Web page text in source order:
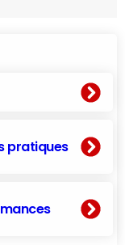
pratiques